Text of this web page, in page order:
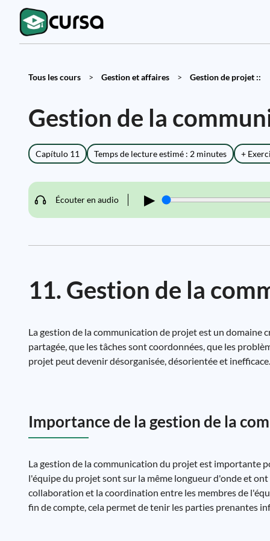
Tous les cours > Gestion et affaires > Gestion de projet ::
Gestion de la
Capítulo 11 Temps de lecture estimé : 2 minutes +
Écouter en audio ▶
11. Gestion de la
La gestion de la communication de projet est un
partagée, que les tâches sont coordonnées, que les
projet peut devenir désorganisée, désorientée et inefficace.
Importance de la gestion de la
La gestion de la communication du projet est importante
l'équipe du projet sont sur la même longueur d'onde et
collaboration et la coordination entre les membres de
fin de compte, cela permet de tenir les parties prenantes